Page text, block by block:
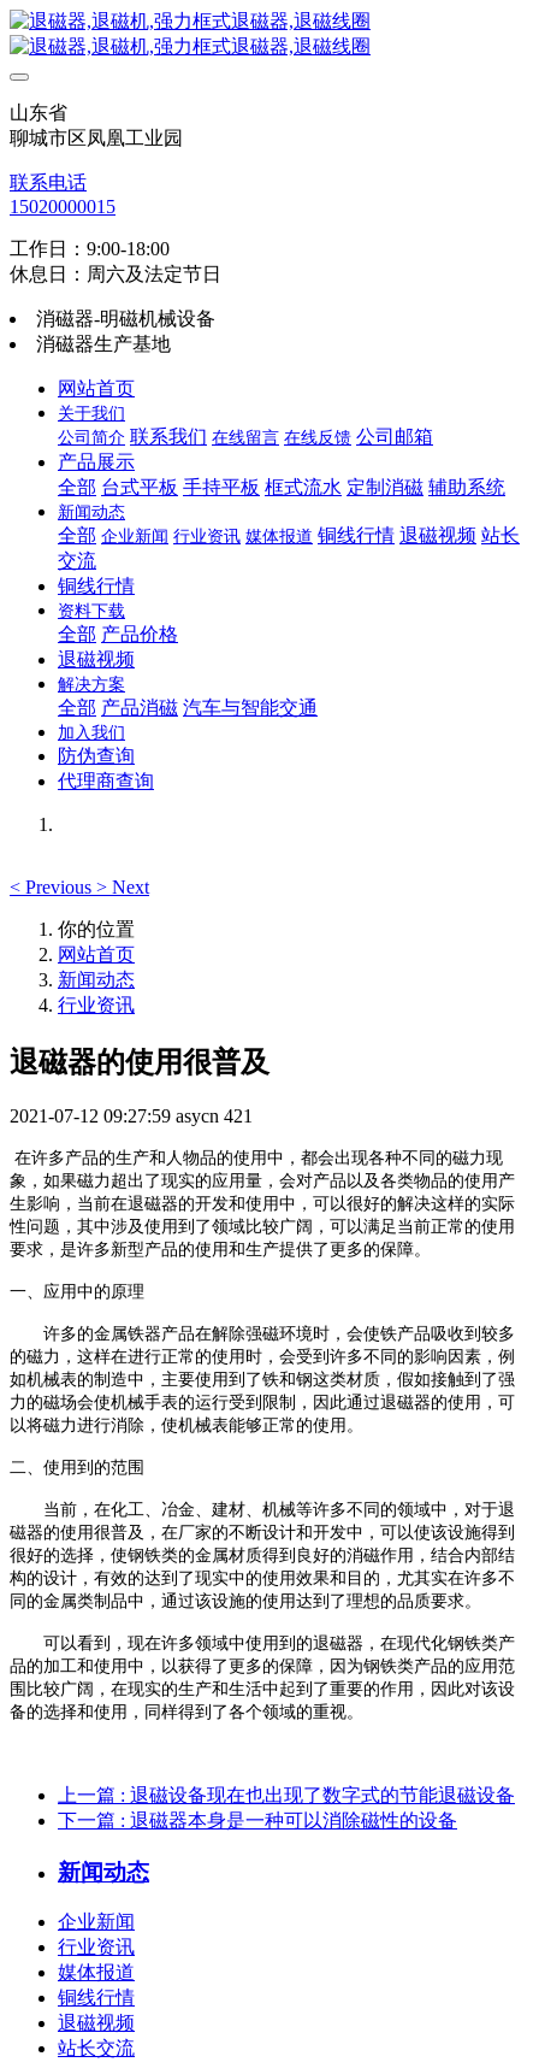
山东省
聊城市区凤凰工业园
联系电话
15020000015
工作日：9:00-18:00
休息日：周六及法定节日
消磁器-明磁机械设备
消磁器生产基地
网站首页
关于我们
公司简介 联系我们 在线留言 在线反馈 公司邮箱
产品展示
全部 台式平板 手持平板 框式流水 定制消磁 辅助系统
新闻动态
全部 企业新闻 行业资讯 媒体报道 铜线行情 退磁视频 站长
交流
铜线行情
资料下载
全部 产品价格
退磁视频
解决方案
全部 产品消磁 汽车与智能交通
加入我们
防伪查询
代理商查询
< Previous > Next
你的位置
网站首页
新闻动态
行业资讯
退磁器的使用很普及
2021-07-12 09:27:59 asycn 421
在许多产品的生产和人物品的使用中，都会出现各种不同的磁力现
象，如果磁力超出了现实的应用量，会对产品以及各类物品的使用产
生影响，当前在退磁器的开发和使用中，可以很好的解决这样的实际
性问题，其中涉及使用到了领域比较广阔，可以满足当前正常的使用
要求，是许多新型产品的使用和生产提供了更多的保障。
一、应用中的原理
许多的金属铁器产品在解除强磁环境时，会使铁产品吸收到较多
的磁力，这样在进行正常的使用时，会受到许多不同的影响因素，例
如机械表的制造中，主要使用到了铁和钢这类材质，假如接触到了强
力的磁场会使机械手表的运行受到限制，因此通过退磁器的使用，可
以将磁力进行消除，使机械表能够正常的使用。
二、使用到的范围
当前，在化工、冶金、建材、机械等许多不同的领域中，对于退
磁器的使用很普及，在厂家的不断设计和开发中，可以使该设施得到
很好的选择，使钢铁类的金属材质得到良好的消磁作用，结合内部结
构的设计，有效的达到了现实中的使用效果和目的，尤其实在许多不
同的金属类制品中，通过该设施的使用达到了理想的品质要求。
可以看到，现在许多领域中使用到的退磁器，在现代化钢铁类产
品的加工和使用中，以获得了更多的保障，因为钢铁类产品的应用范
围比较广阔，在现实的生产和生活中起到了重要的作用，因此对该设
备的选择和使用，同样得到了各个领域的重视。
上一篇 : 退磁设备现在也出现了数字式的节能退磁设备
下一篇 : 退磁器本身是一种可以消除磁性的设备
新闻动态
企业新闻
行业资讯
媒体报道
铜线行情
退磁视频
站长交流